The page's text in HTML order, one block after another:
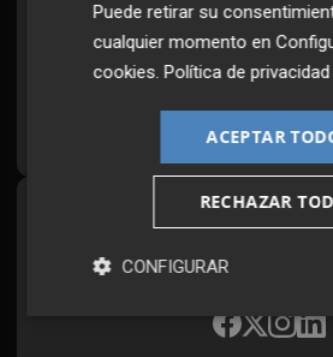
Suscríbete al
Todos los días a primera
Síguenos en
Plaza Podcast, desde
Puede retirar su
cualquier momento en
cookies.Política de privacidad
ACEPTAR
RECHAZAR
CONFIGURAR